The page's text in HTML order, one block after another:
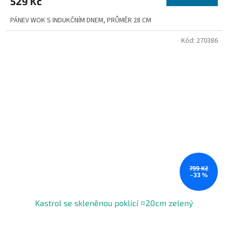
PÁNEV WOK S INDUKČNÍM DNEM, PRŮMĚR 28 CM
799 Kč
–33 %
Kastrol se skleněnou poklicí ¤20cm zelený
Kód: 270386